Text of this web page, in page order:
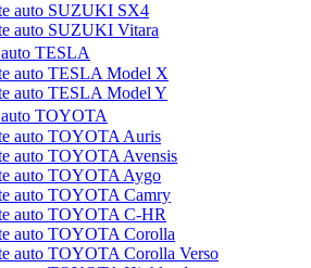
auto SUZUKI SX4
auto SUZUKI Vitara
TESLA
auto TESLA Model X
auto TESLA Model Y
auto TOYOTA
auto TOYOTA Auris
auto TOYOTA Avensis
auto TOYOTA Aygo
auto TOYOTA Camry
auto TOYOTA C-HR
auto TOYOTA Corolla
auto TOYOTA Corolla Verso